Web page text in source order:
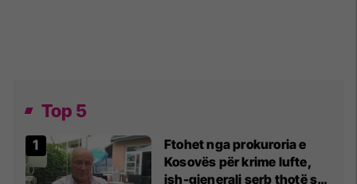
Top 5
Ftohet nga prokuroria e
Kosovës për krime lufte,
ish-gjenerali serb thotë se